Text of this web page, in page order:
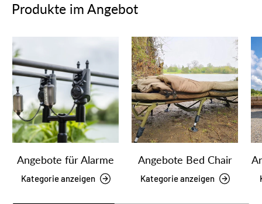
Produkte im Angebot
Angebote für Alarme
Kategorie anzeigen
Angebote Bed Chair
Kategorie anzeigen